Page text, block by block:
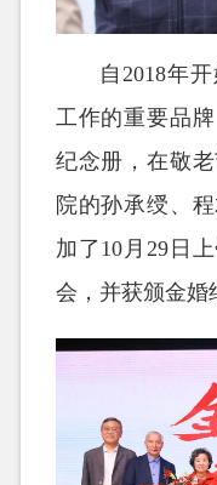
自2018年
工作的重要品
纪念册，在敬
院的孙承绶、
加了10月29日
会，并获颁金婚